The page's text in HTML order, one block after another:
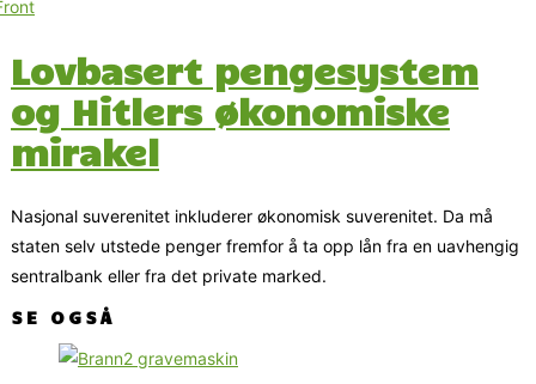
Lovbasert pengesystem
og Hitlers økonomiske
mirakel
Nasjonal suverenitet inkluderer økonomisk suverenitet. Da må
staten selv utstede penger fremfor å ta opp lån fra en uavhengig
sentralbank eller fra det private marked.
SE OGSÅ